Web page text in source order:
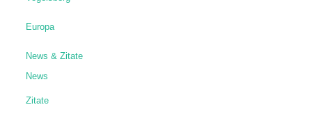
Europa
News & Zitate
News
Zitate